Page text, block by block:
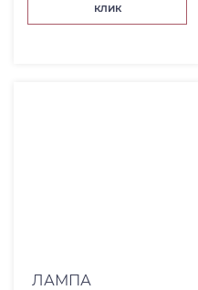
клик
ЛАМПА